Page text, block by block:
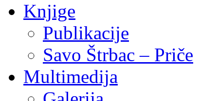
Knjige
Publikacije
Savo Štrbac – Priče
Multimedija